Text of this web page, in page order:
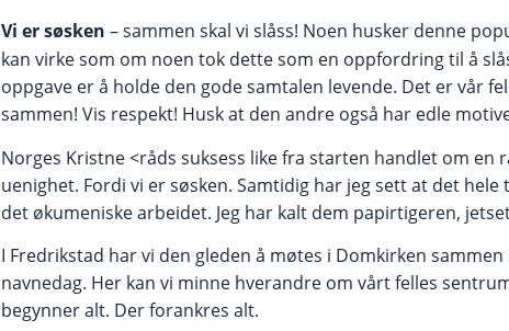
Vi er søsken – sammen skal vi slåss! Noen husker denne
kan virke som om noen tok dette som en oppfordring til å
oppgave er å holde den gode samtalen levende. Det er vår
sammen! Vis respekt! Husk at den andre også har edle
Norges Kristne <råds suksess like fra starten handlet om en
uenighet. Fordi vi er søsken. Samtidig har jeg sett at det
det økumeniske arbeidet. Jeg har kalt dem papirtigeren,
I Fredrikstad har vi den gleden å møtes i Domkirken
navnedag. Her kan vi minne hverandre om vårt felles
begynner alt. Der forankres alt.